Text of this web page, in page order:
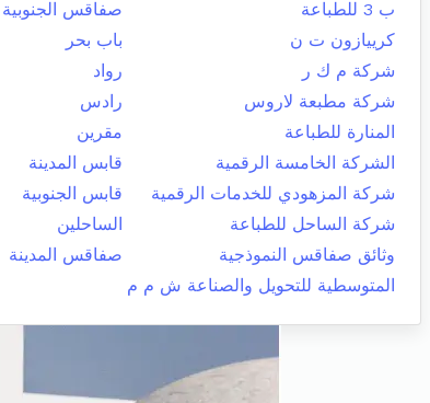
ب 3 للطباعة
صفاقس الجنوبية
كرييازون ت ن
باب بحر
شركة م ك ر
رواد
شركة مطبعة لاروس
رادس
المنارة للطباعة
مقرين
الشركة الخامسة الرقمية
قابس المدينة
شركة المزهودي للخدمات الرقمية
قابس الجنوبية
شركة الساحل للطباعة
الساحلين
وثائق صفاقس النموذجية
صفاقس المدينة
المتوسطية للتحويل والصناعة ش م م